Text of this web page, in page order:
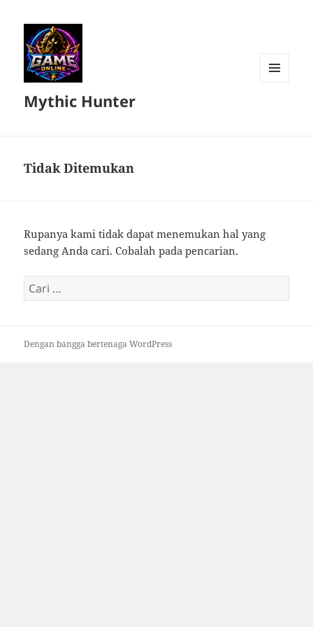
Mythic Hunter
Tidak Ditemukan
Rupanya kami tidak dapat menemukan hal yang
sedang Anda cari. Cobalah pada pencarian.
Cari
untuk:
Dengan bangga bertenaga WordPress